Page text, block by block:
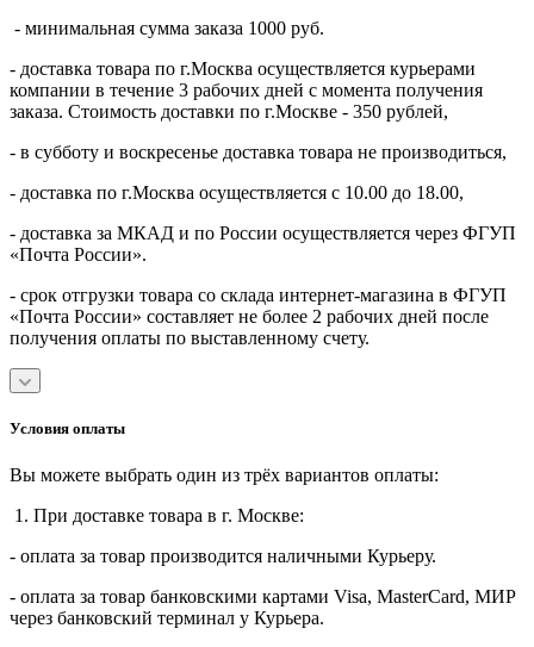
- минимальная сумма заказа 1000 руб.
- доставка товара по г.Москва осуществляется курьерами
компании в течение 3 рабочих дней с момента получения
заказа. Стоимость доставки по г.Москве - 350 рублей,
- в субботу и воскресенье доставка товара не производиться,
- доставка по г.Москва осуществляется с 10.00 до 18.00,
- доставка за МКАД и по России осуществляется через ФГУП
«Почта России».
- срок отгрузки товара со склада интернет-магазина в ФГУП
«Почта России» составляет не более 2 рабочих дней после
получения оплаты по выставленному счету.
Условия оплаты
Вы можете выбрать один из трёх вариантов оплаты:
1. При доставке товара в г. Москве:
- оплата за товар производится наличными Курьеру.
- оплата за товар банковскими картами Visa, MasterСard, МИР
через банковский терминал у Курьера.